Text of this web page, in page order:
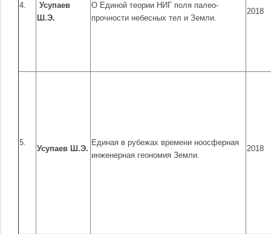
4.
Усупаев
Ш.Э.
О Единой теории НИГ поля палео-
прочности небесных тел и Земли.
2018
5.
Усупаев Ш.Э.
Единая в рубежах времени ноосферная
инженерная геономия Земли.
2018